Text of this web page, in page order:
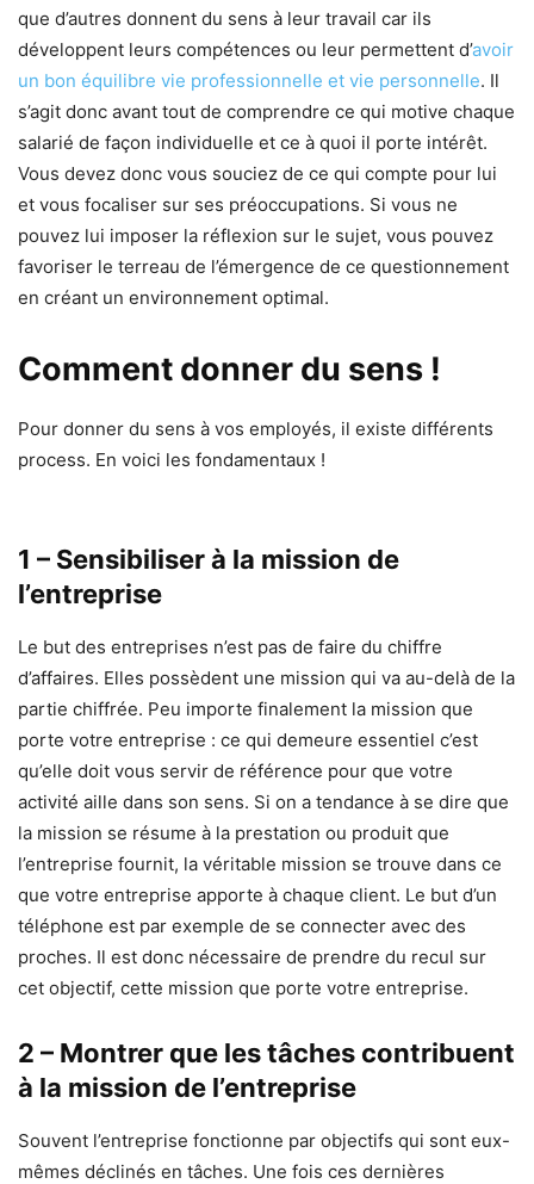
que d’autres donnent du sens à leur travail car ils
développent leurs compétences ou leur permettent d’avoir
un bon équilibre vie professionnelle et vie personnelle. Il
s’agit donc avant tout de comprendre ce qui motive chaque
salarié de façon individuelle et ce à quoi il porte intérêt.
Vous devez donc vous souciez de ce qui compte pour lui
et vous focaliser sur ses préoccupations. Si vous ne
pouvez lui imposer la réflexion sur le sujet, vous pouvez
favoriser le terreau de l’émergence de ce questionnement
en créant un environnement optimal.
Comment donner du sens !
Pour donner du sens à vos employés, il existe différents
process. En voici les fondamentaux !
1 – Sensibiliser à la mission de
l’entreprise
Le but des entreprises n’est pas de faire du chiffre
d’affaires. Elles possèdent une mission qui va au-delà de la
partie chiffrée. Peu importe finalement la mission que
porte votre entreprise : ce qui demeure essentiel c’est
qu’elle doit vous servir de référence pour que votre
activité aille dans son sens. Si on a tendance à se dire que
la mission se résume à la prestation ou produit que
l’entreprise fournit, la véritable mission se trouve dans ce
que votre entreprise apporte à chaque client. Le but d’un
téléphone est par exemple de se connecter avec des
proches. Il est donc nécessaire de prendre du recul sur
cet objectif, cette mission que porte votre entreprise.
2 – Montrer que les tâches contribuent
à la mission de l’entreprise
Souvent l’entreprise fonctionne par objectifs qui sont eux-
mêmes déclinés en tâches. Une fois ces dernières